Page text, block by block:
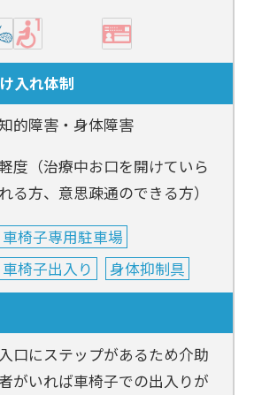
入れ体制
的障害・身体障害
度（治療中お口を開けていら
れる方、意思疎通のできる方）
車椅子専用駐車場
車椅子出入り
身体抑制具
入口にステップがあるため介助
がいれば車椅子での出入りが